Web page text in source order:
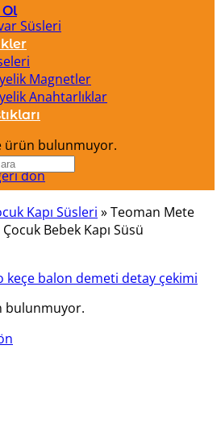
ürün bulunmuyor.
dön
bulunmuyor.
Süsleri
Magnetler
Anahtarlıklar
Kapı Süsleri »Teoman Mete
Bebek Kapı Süsü